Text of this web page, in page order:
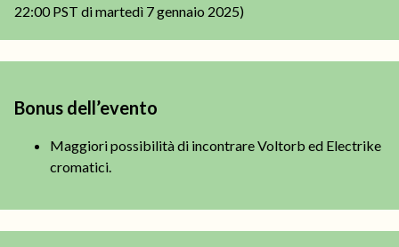
22:00 PST di martedì 7 gennaio 2025)
Bonus dell’evento
Maggiori possibilità di incontrare Voltorb ed Electrike
cromatici.